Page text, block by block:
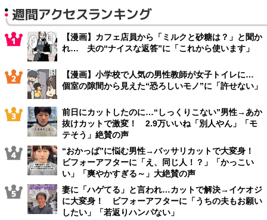
週間アクセスランキング
【漫画】カフェ店員から「ミルクと砂糖は？」と聞か
れ… 夫の“ナイスな返答”に「これから使います」
【漫画】小学校で人気の男性教師が女子トイレに…
個室の隙間から見えた“恐ろしいモノ”に「許せない」
前日にカットしたのに…“しっくりこない”男性→あか
抜けカットで激変！ 2.9万いいね「別人やん」「モ
テそう」絶賛の声
“おかっぱ”に悩む男性→バッサリカットで大変身！
ビフォーアフターに「え、同じ人！？」「かっこい
い」「爽やかすぎる～」大絶賛の声
妻に「ハゲてる」と言われ…カットで解決→イケオジ
に大変身！ ビフォーアフターに「うちの夫もお願い
したい」「若返りハンパない」